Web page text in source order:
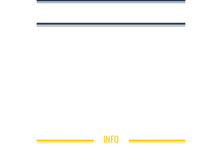
INFO